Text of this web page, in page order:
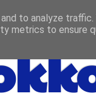
to analyze traffic.
metrics to ensure